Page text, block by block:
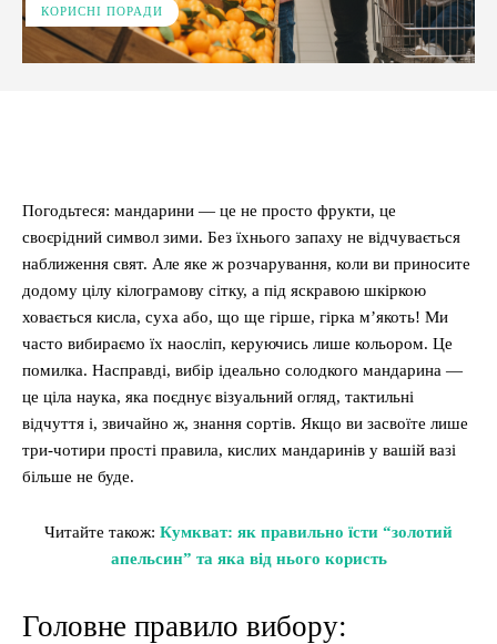
КОРИСНІ ПОРАДИ
Погодьтеся: мандарини — це не просто фрукти, це
своєрідний символ зими. Без їхнього запаху не відчувається
наближення свят. Але яке ж розчарування, коли ви приносите
додому цілу кілограмову сітку, а під яскравою шкіркою
ховається кисла, суха або, що ще гірше, гірка м’якоть! Ми
часто вибираємо їх наосліп, керуючись лише кольором. Це
помилка. Насправді, вибір ідеально солодкого мандарина —
це ціла наука, яка поєднує візуальний огляд, тактильні
відчуття і, звичайно ж, знання сортів. Якщо ви засвоїте лише
три-чотири прості правила, кислих мандаринів у вашій вазі
більше не буде.
Читайте також: Кумкват: як правильно їсти “золотий
апельсин” та яка від нього користь
Головне правило вибору: